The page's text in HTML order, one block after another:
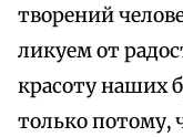
творений
ликуем от
красоту наших
только